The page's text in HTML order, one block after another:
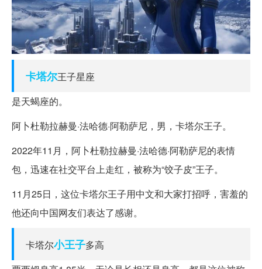
卡塔尔王子星座
是天蝎座的。
阿卜杜勒拉赫曼·法哈德·阿勒萨尼，男，卡塔尔王子。
2022年11月，阿卜杜勒拉赫曼·法哈德·阿勒萨尼的表情
包，迅速在社交平台上走红，被称为“饺子皮”王子。
11月25日，这位卡塔尔王子用中文和大家打招呼，害羞的
他还向中国网友们表达了感谢。
卡塔尔小王子多高